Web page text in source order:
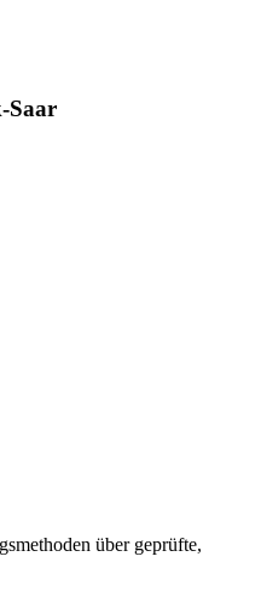
Saar
über geprüfte,